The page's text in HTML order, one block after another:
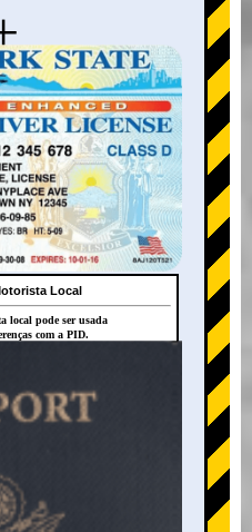
Local
local pode ser usada
com a PID.